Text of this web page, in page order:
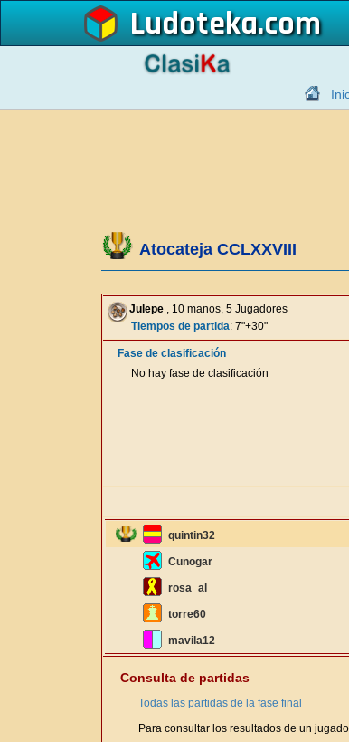
Ludoteka
Atocateja CCLXXVIII
Julepe , 10 manos, 5 Jugadores
Tiempos de partida: 7"+30"
Fase de clasificación
No hay fase de clasificación
quintin32
Cunogar
rosa_al
torre60
mavila12
Consulta de partidas
Todas las partidas de la fase final
Para consultar los resultados de un